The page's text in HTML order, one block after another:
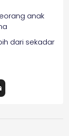
anak
dari sekadar